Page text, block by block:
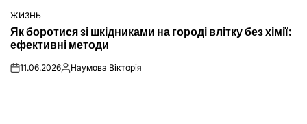
ОПУБЛІКУВАТИ
У
ЖИЗНЬ
Як боротися зі шкідниками на городі влітку без хімії:
ефективні методи
on11.06.2026Опубліковано
Наумова Вікторія